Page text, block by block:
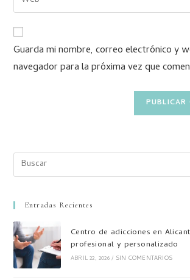
Guarda mi nombre, correo electrónico y
navegador para la próxima vez que
Entradas Recientes
Centro de adicciones en
profesional y personalizado
ABRIL 22, 2026 / SIN COMENTARIOS